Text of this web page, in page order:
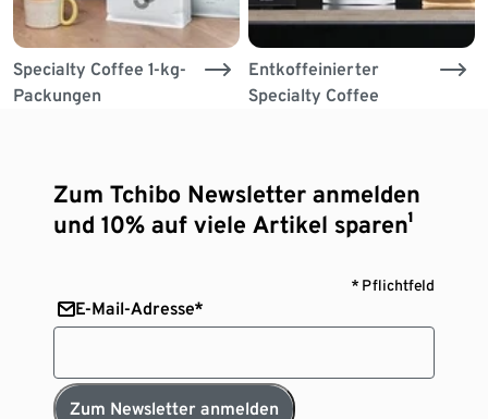
Specialty Coffee 1-kg-
Packungen
Entkoffeinierter
Specialty Coffee
Zum Tchibo Newsletter anmelden
und 10% auf viele Artikel sparen¹
* Pflichtfeld
E-Mail-Adresse*
Zum Newsletter anmelden